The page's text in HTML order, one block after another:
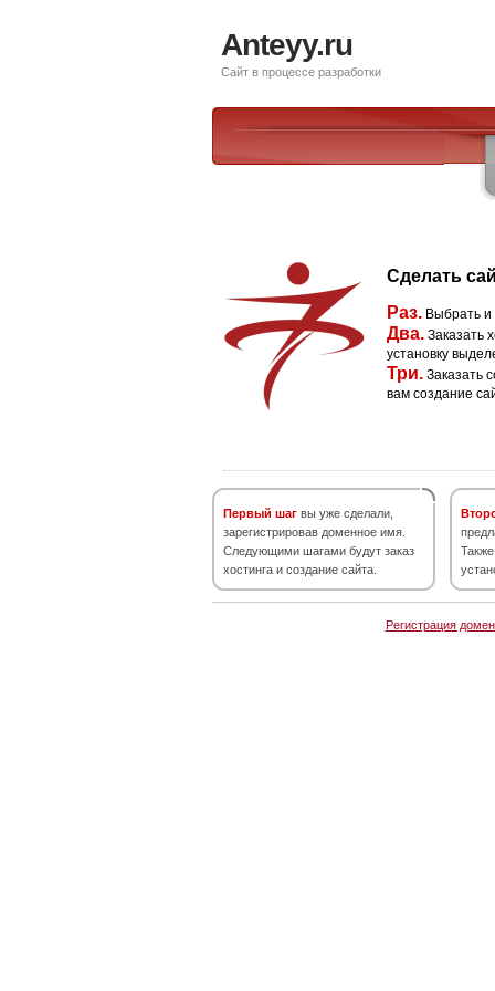
Anteyy.ru
Сайт в процессе разработки
Сделать
Раз. Выбрать и
Два. Заказать
установку
Три. Заказать
вам создание
Первый шаг вы уже сделали,
зарегистрировав доменное имя.
Следующими шагами будут заказ
хостинга и создание сайта.
Регистрация